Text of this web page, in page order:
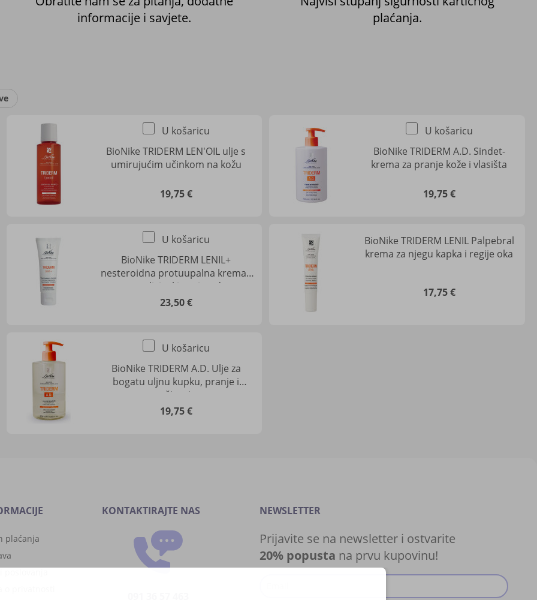
informacije i savjete.
plaćanja.
BioNike TRIDERM LEN'OIL ulje s
umirujućim učinkom na kožu
19,75 €
U košaricu
BioNike TRIDERM A.D. Sindet-
krema za pranje kože i vlasišta
19,75 €
U košaricu
BioNike TRIDERM LENIL+
nesteroidna protuupalna krema -
medicinski proizvod
23,50 €
U košaricu
BioNike TRIDERM LENIL Palpebral
krema za njegu kapka i regije oka
17,75 €
BioNike TRIDERM A.D. Ulje za
bogatu uljnu kupku, pranje i
tuširanje
19,75 €
U košaricu
plaćanja
KONTAKTIRAJTE NAS NEWSLETTER
Prijavite se na newsletter i ostvarite
20% popusta na prvu kupovinu!